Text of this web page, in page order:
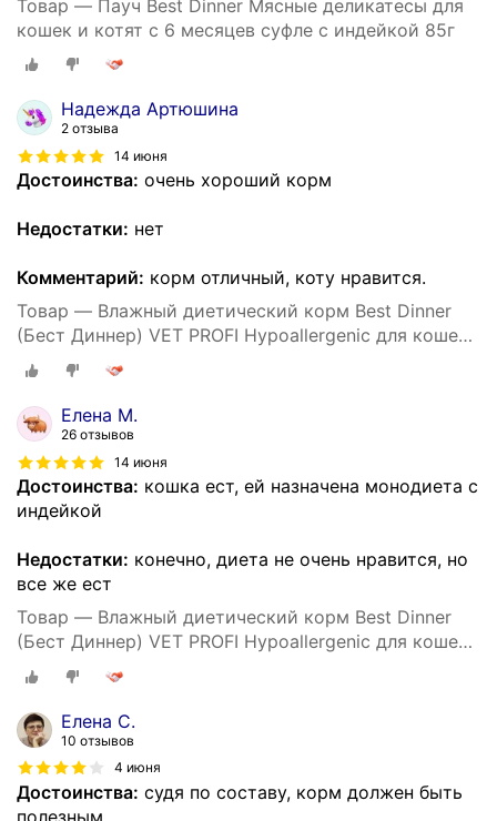
Товар — Пауч Best Dinner Мясные деликатесы для
кошек и котят с 6 месяцев суфле с индейкой 85г
Надежда Артюшина
2 отзыва
14 июня
Достоинства: очень хороший корм
Недостатки: нет
Комментарий: корм отличный, коту нравится.
Товар — Влажный диетический корм Best Dinner
(Бест Диннер) VET PROFI Hypoallergenic для кошек
при пищевой аллергии Индейка (24шт х 85гр)
Елена М.
26 отзывов
14 июня
Достоинства: кошка ест, ей назначена монодиета с
индейкой
Недостатки: конечно, диета не очень нравится, но
все же ест
Товар — Влажный диетический корм Best Dinner
(Бест Диннер) VET PROFI Hypoallergenic для кошек
при пищевой аллергии Индейка (24шт х 85гр)
Елена С.
10 отзывов
4 июня
Достоинства: судя по составу, корм должен быть
полезным